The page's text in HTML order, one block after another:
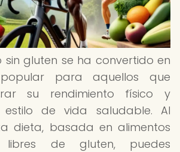
gluten se ha convertido en
para aquellos que
su rendimiento físico y
estilo de vida saludable. Al
dieta, basada en alimentos
de gluten, puedes